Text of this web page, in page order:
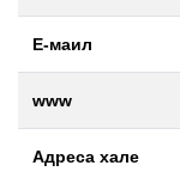
Е-маил
www
Адреса хале